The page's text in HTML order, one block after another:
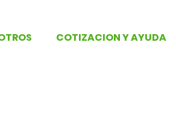
COTIZACION Y AYUDA